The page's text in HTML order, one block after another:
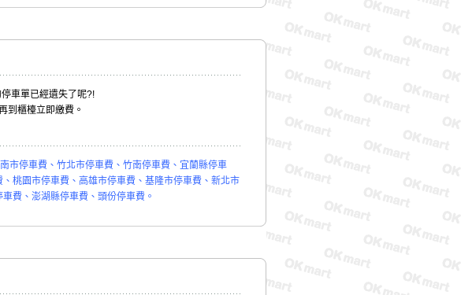
車單已經遺失了呢?!
到櫃檯立即繳費。
市停車費、竹北市停車費、竹南停車費、宜蘭縣停車
桃園市停車費、高雄市停車費、基隆市停車費、新北市
費、澎湖縣停車費、頭份停車費。